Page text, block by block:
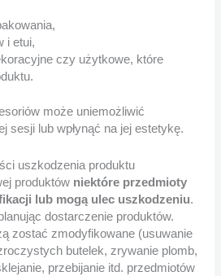
i etui,
czy użytkowe, które
może uniemożliwić
sesji lub wpłynąć na jej estetykę.
uszkodzenia produktu
produktów niektóre przedmioty
lub mogą ulec uszkodzeniu.
dostarczenie produktów.
zostać zmodyfikowane (usuwanie
butelek, zrywanie plomb,
przebijanie itd. przedmiotów